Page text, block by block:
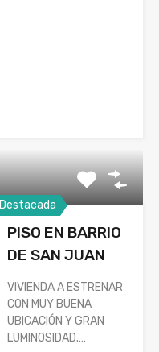
Destacada
PISO EN BARRIO
DE SAN JUAN
VIVIENDA A ESTRENAR
CON MUY BUENA
UBICACIÓN Y GRAN
LUMINOSIDAD.…